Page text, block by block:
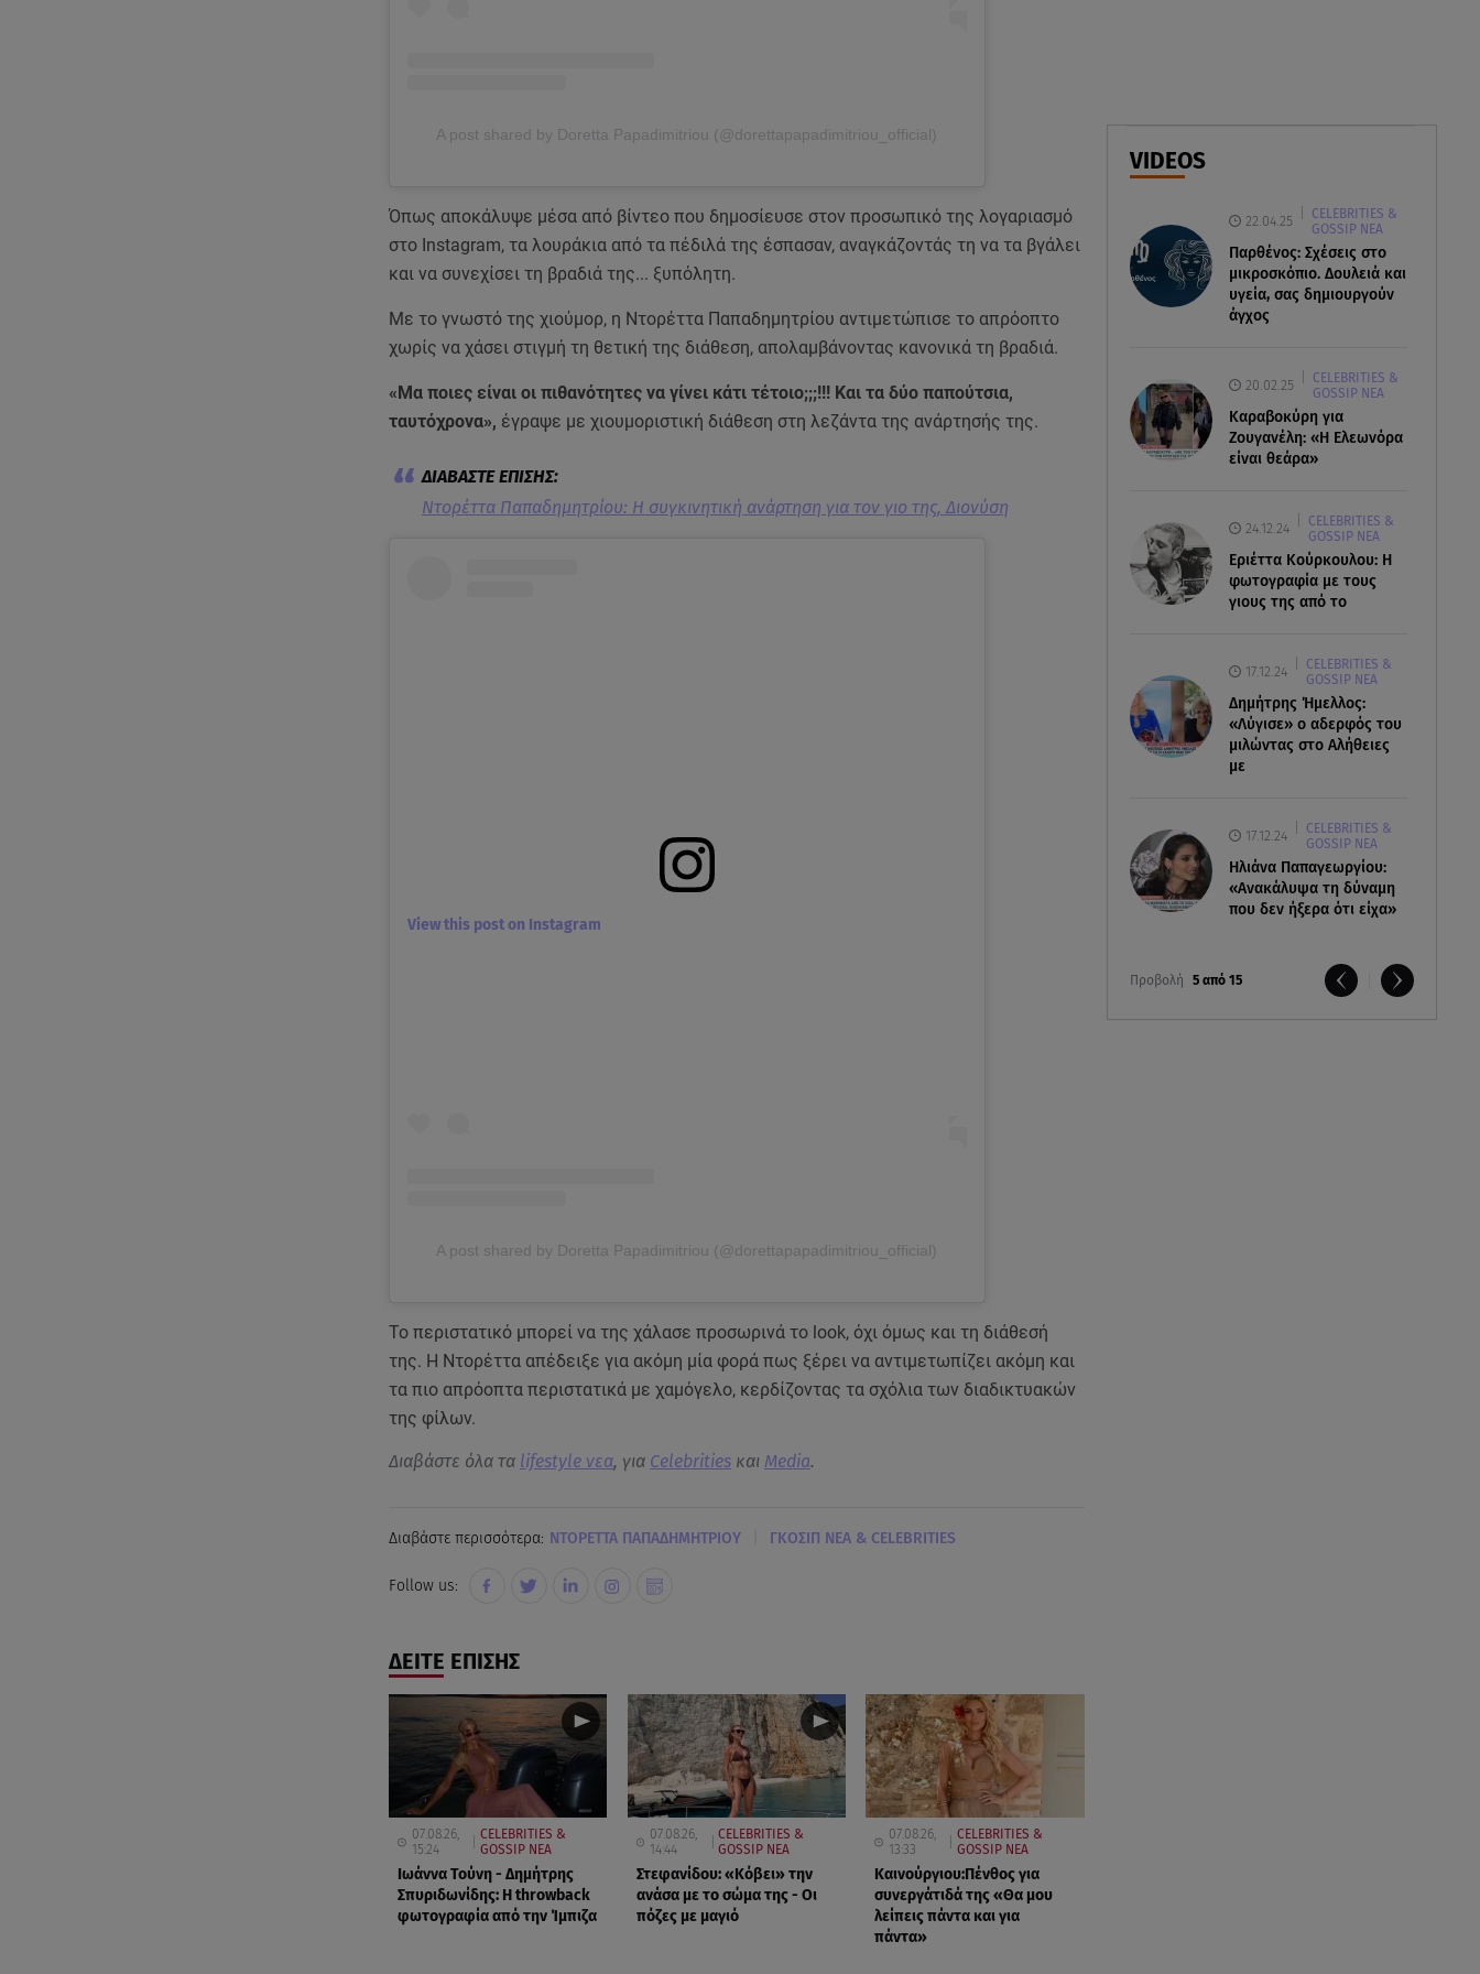
Συνελήφθη 31χρονος για τις
δολοφονίες του «Ζαμπόν» και
του Σκαφτούρου
VIDEOS
22.04.25
CELEBRITIES &
GOSSIP ΝΕΑ
Παρθένος: Σχέσεις στο
μικροσκόπιο. Δουλειά και
υγεία, σας δημιουργούν
άγχος
20.02.25
CELEBRITIES &
GOSSIP ΝΕΑ
Καραβοκύρη για
Ζουγανέλη: «Η Ελεωνόρα
είναι θεάρα»
24.12.24
CELEBRITIES &
GOSSIP ΝΕΑ
Εριέττα Κούρκουλου: Η
φωτογραφία με τους
γιους της από το
17.12.24
CELEBRITIES &
GOSSIP ΝΕΑ
Δημήτρης Ήμελλος:
«Λύγισε» ο αδερφός του
μιλώντας στο Αλήθειες
με
17.12.24
CELEBRITIES &
GOSSIP ΝΕΑ
Ηλιάνα Παπαγεωργίου:
«Ανακάλυψα τη δύναμη
που δεν ήξερα ότι είχα»
Προβολή 5 από 15
A post shared by Doretta Papadimitriou (@dorettapapadimitriou_official)
Όπως αποκάλυψε μέσα από βίντεο που δημοσίευσε στον προσωπικό της λογαριασμό
στο Instagram, τα λουράκια από τα πέδιλά της έσπασαν, αναγκάζοντάς τη να τα βγάλει
και να συνεχίσει τη βραδιά της... ξυπόλητη.
Με το γνωστό της χιούμορ, η Ντορέττα Παπαδημητρίου αντιμετώπισε το απρόοπτο
χωρίς να χάσει στιγμή τη θετική της διάθεση, απολαμβάνοντας κανονικά τη βραδιά.
«Μα ποιες είναι οι πιθανότητες να γίνει κάτι τέτοιο;;;!!! Και τα δύο παπούτσια,
ταυτόχρονα», έγραψε με χιουμοριστική διάθεση στη λεζάντα της ανάρτησής της.
Ντορέττα Παπαδημητρίου: Η συγκινητική ανάρτηση για τον γιο της, Διονύση
View this post on Instagram
A post shared by Doretta Papadimitriou (@dorettapapadimitriou_official)
Το περιστατικό μπορεί να της χάλασε προσωρινά το look, όχι όμως και τη διάθεσή
της. Η Ντορέττα απέδειξε για ακόμη μία φορά πως ξέρει να αντιμετωπίζει ακόμη και
τα πιο απρόοπτα περιστατικά με χαμόγελο, κερδίζοντας τα σχόλια των διαδικτυακών
της φίλων.
Διαβάστε όλα τα lifestyle νεα, για Celebritiesκαι Media.
Διαβάστε περισσότερα: ΝΤΟΡΕΤΤΑ ΠΑΠΑΔΗΜΗΤΡΙΟΥ ΓΚΟΣΙΠ ΝΕΑ & CELEBRITIES
Follow us:
ΔΕΙΤΕ ΕΠΙΣΗΣ
07.08.26,
15:24
CELEBRITIES &
GOSSIP ΝΕΑ
Ιωάννα Τούνη - Δημήτρης
Σπυριδωνίδης: Η throwback
φωτογραφία από την Ίμπιζα
07.08.26,
14:44
CELEBRITIES &
GOSSIP ΝΕΑ
Στεφανίδου: «Κόβει» την
ανάσα με το σώμα της - Οι
πόζες με μαγιό
07.08.26,
13:33
CELEBRITIES &
GOSSIP ΝΕΑ
Καινούργιου:Πένθος για
συνεργάτιδά της «Θα μου
λείπεις πάντα και για
πάντα»